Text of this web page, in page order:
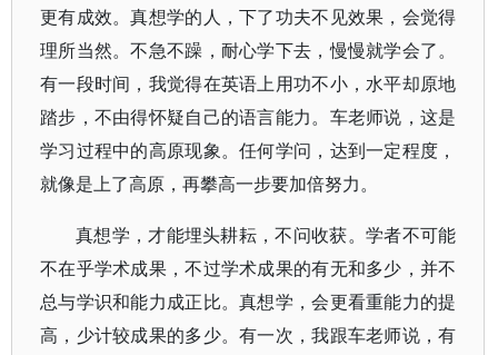
更有成效。真想学的人，下了功夫不见效果，会觉得
理所当然。不急不躁，耐心学下去，慢慢就学会了。
有一段时间，我觉得在英语上用功不小，水平却原地
踏步，不由得怀疑自己的语言能力。车老师说，这是
学习过程中的高原现象。任何学问，达到一定程度，
就像是上了高原，再攀高一步要加倍努力。
真想学，才能埋头耕耘，不问收获。学者不可能
不在乎学术成果，不过学术成果的有无和多少，并不
总与学识和能力成正比。真想学，会更看重能力的提
高，少计较成果的多少。有一次，我跟车老师说，有